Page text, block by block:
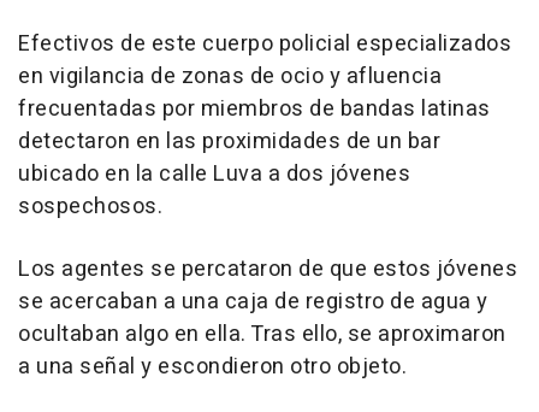
Efectivos de este cuerpo policial especializados
en vigilancia de zonas de ocio y afluencia
frecuentadas por miembros de bandas latinas
detectaron en las proximidades de un bar
ubicado en la calle Luva a dos jóvenes
sospechosos.
Los agentes se percataron de que estos jóvenes
se acercaban a una caja de registro de agua y
ocultaban algo en ella. Tras ello, se aproximaron
a una señal y escondieron otro objeto.